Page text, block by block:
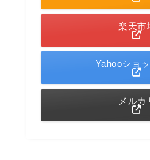
楽天市
Yahooショ
メルカ